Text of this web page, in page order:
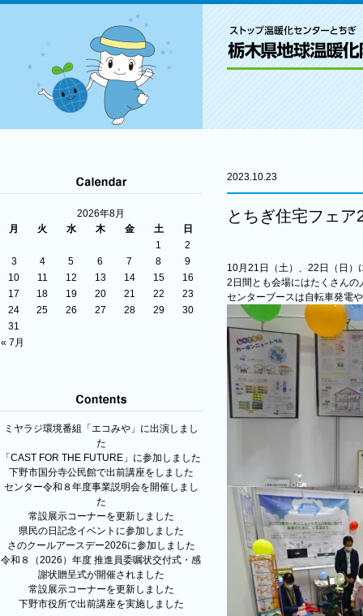
2026年8月
月
火 水 木 金 土 日
« 7月
1
2
3
4 5 6 7 8
9
10
11 12 13 14 15
16
17
18 19 20 21 22
23
24
25 26 27 28 29
30
31
ミヤラジ環境番組「エコみや」に出演しまし
た
「CAST FOR THE FUTURE」に参加しました
下野市国分寺公民館で出前講座をしました
センター令和８年度事業説明会を開催しまし
た
常設展示コーナーを更新しました
県民の日記念イベントに参加しました
さのクールアースデー2026に参加しました
令和８（2026）年度 推進員委嘱状交付式・感
謝状贈呈式が開催されました
常設展示コーナーを更新しました
下野市役所で出前講座を実施しました
2023.10.23
とちぎ住宅フェ
10月21日（土）、22日（日）
2日間とも会場にはたくさん
センターブースは自転車発電